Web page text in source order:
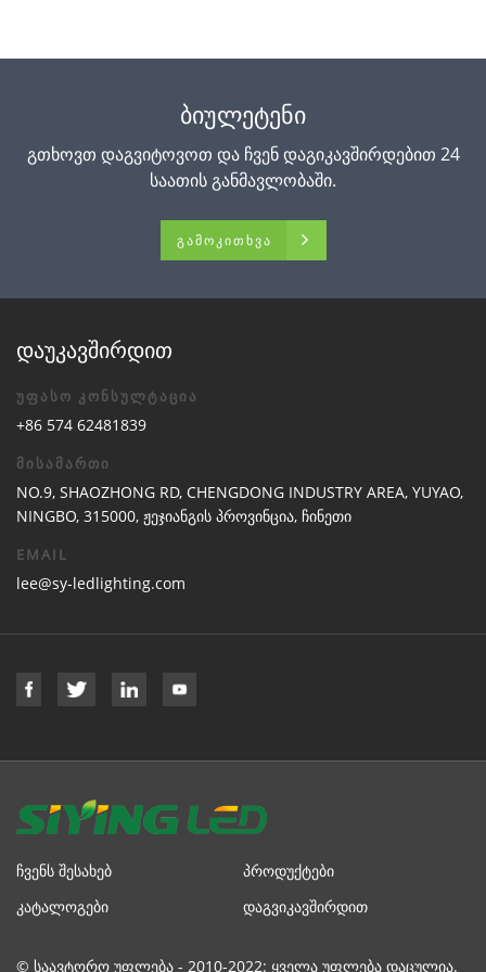
ᲑᲘᲣᲚᲔᲢᲔᲜᲘ
გთხოვთ დაგვიტოვოთ და ჩვენ დაგიკავშირდებით 24
საათის განმავლობაში.
ᲒᲐᲛᲝᲙᲘᲗᲮᲕᲐ
დაუკავშირდით
უფასო კონსულტაცია
+86 574 62481839
მისამართი
NO.9, SHAOZHONG RD, CHENGDONG INDUSTRY AREA, YUYAO,
NINGBO, 315000, ჟეჯიანგის პროვინცია, ჩინეთი
EMAIL
lee@sy-ledlighting.com
ᲩᲕᲔᲜᲡ ᲨᲔᲡᲐᲮᲔᲑ
ᲞᲠᲝᲓᲣᲥᲢᲔᲑᲘ
ᲙᲐᲢᲐᲚᲝᲒᲔᲑᲘ
ᲓᲐᲒᲕᲘᲙᲐᲕᲨᲘᲠᲓᲘᲗ
© საავტორო უფლება - 2010-2022: ყველა უფლება დაცულია.